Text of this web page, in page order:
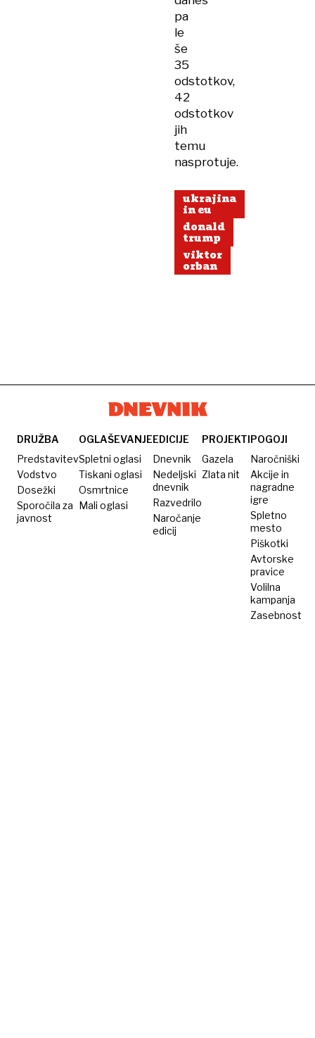
pa
le
še
35
odstotkov,
42
odstotkov
jih
temu
nasprotuje.
ukrajina
in eu
donald
trump
viktor
orban
DRUŽBA
Predstavitev
Vodstvo
Dosežki
Sporočila za
javnost
OGLAŠEVANJE
Spletni oglasi
Tiskani oglasi
Osmrtnice
Mali oglasi
EDICIJE
Dnevnik
Nedeljski
dnevnik
Razvedrilo
Naročanje
edicij
PROJEKTI
Gazela
Zlata nit
POGOJI
Naročniški
Akcije in
nagradne
igre
Spletno
mesto
Piškotki
Avtorske
pravice
Volilna
kampanja
Zasebnost